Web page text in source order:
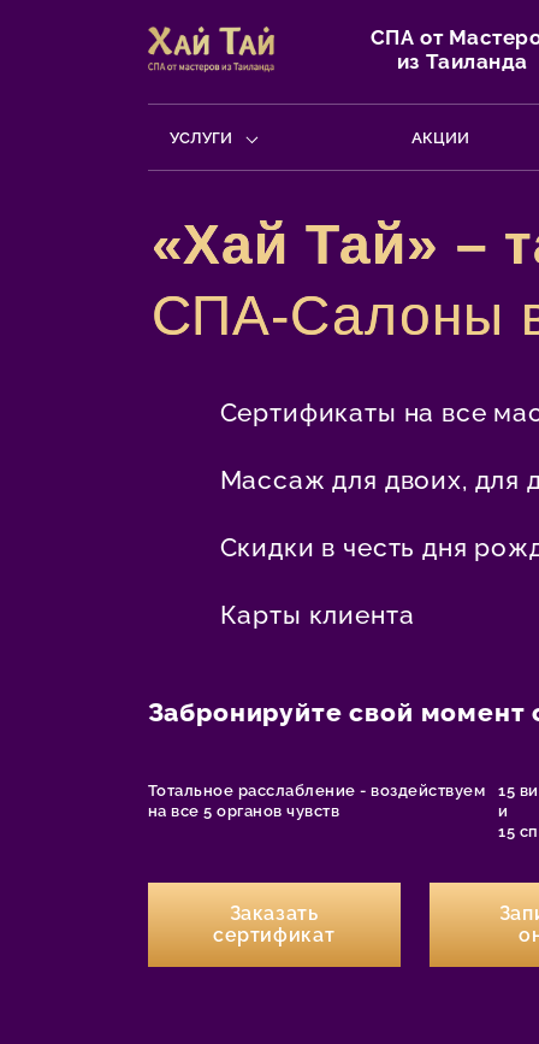
СПА от
из Таиланда
УСЛУГИ АКЦИИ
«Хай Тай» –
СПА-Салоны
Сертификаты на все
Массаж для двоих, для
Скидки в честь дня
Карты клиента
Забронируйте свой момент
Тотальное расслабление - воздействуем
на все 5 органов чувств
15
и
15
Заказать
сертификат